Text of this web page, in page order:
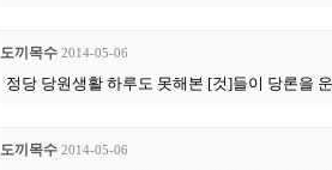
도끼목수 2014-05-06
정당 당원생활 하루도 못해본 [것]들이 당론을
도끼목수 2014-05-06